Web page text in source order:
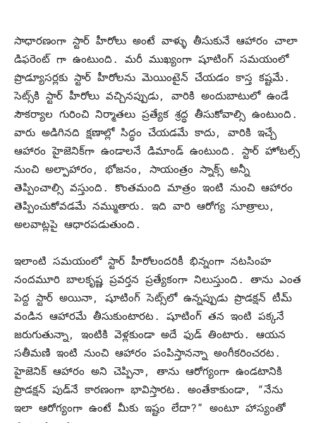
సాధారణంగా స్టార్ హీరోలు అంటే వాళ్ళు తీసుకునే ఆహారం చాలా
డిఫరెంట్ గా ఉంటుంది. మరీ ముఖ్యంగా షూటింగ్ సమయంలో
ప్రొడ్యూసర్లకు స్టార్ హీరోలను మెయింటైన్ చేయడం కాస్త కష్టమే.
సెట్స్‌కి స్టార్ హీరోలు వచ్చినప్పుడు, వారికి అందుబాటులో ఉండే
సౌకర్యాల గురించి నిర్మాతలు ప్రత్యేక శ్రద్ధ తీసుకోవాల్సి ఉంటుంది.
వారు అడిగినది క్షణాల్లో సిద్ధం చేయడమే కాదు, వారికి ఇచ్చే
ఆహారం హైజెనిక్‌గా ఉండాలనే డిమాండ్‌ ఉంటుంది. స్టార్ హోటల్స్
నుంచి అల్పాహారం, భోజనం, సాయంత్రం స్నాక్స్ అన్నీ
తెప్పించాల్సి వస్తుంది. కొంతమంది మాత్రం ఇంటి నుంచి ఆహారం
తెప్పించుకోవడమే నమ్ముతారు. ఇది వారి ఆరోగ్య సూత్రాలు,
అలవాట్లపై ఆధారపడుతుంది.
ఇలాంటి సమయంలో స్టార్ హీరోలందరికీ భిన్నంగా నటసింహ
నందమూరి బాలకృష్ణ ప్రవర్తన ప్రత్యేకంగా నిలుస్తుంది. తాను ఎంత
పెద్ద స్టార్ అయినా, షూటింగ్ సెట్స్‌లో ఉన్నప్పుడు ప్రొడక్షన్ టీమ్
వండిన ఆహారమే తీసుకుంటారట. షూటింగ్ తన ఇంటి పక్కనే
జరుగుతున్నా, ఇంటికి వెళ్లకుండా అదే ఫుడ్‌ తింటారు. ఆయన
సతీమణి ఇంటి నుంచి ఆహారం పంపిస్తానన్నా అంగీకరించరట.
హైజెనిక్ ఆహారం అని చెప్పినా, తాను ఆరోగ్యంగా ఉండటానికి
ప్రొడక్షన్ పుడ్‌నే కారణంగా భావిస్తారట. అంతేకాకుండా, “నేను
ఇలా ఆరోగ్యంగా ఉంటే మీకు ఇష్టం లేదా?” అంటూ హాస్యంతో